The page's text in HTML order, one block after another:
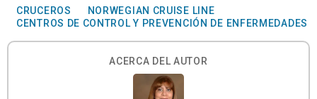
CRUCEROS
NORWEGIAN CRUISE LINE
CENTROS DE CONTROL Y PREVENCIÓN DE ENFERMEDADES
ACERCA DEL AUTOR